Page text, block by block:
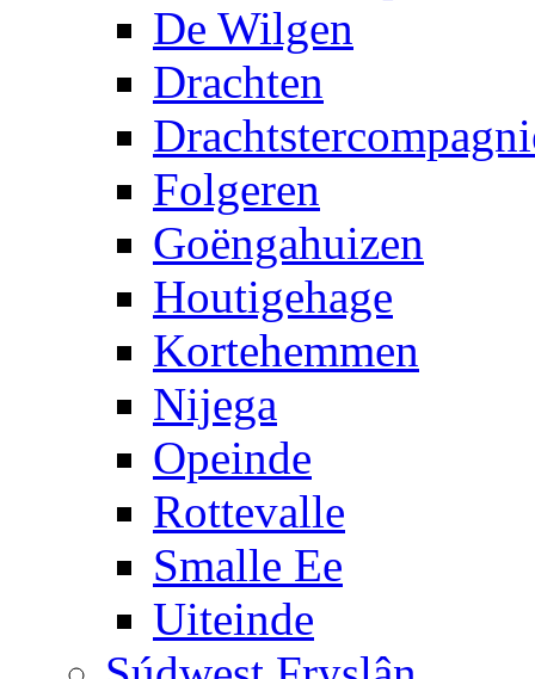
De Wilgen
Drachten
Folgeren
Goëngahuizen
Houtigehage
Kortehemmen
Nijega
Opeinde
Rottevalle
Smalle Ee
Uiteinde